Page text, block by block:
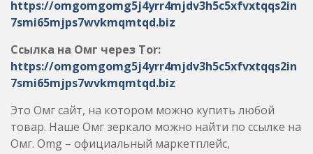
Это Омг сайт, на котором можно купить любой
Омг. Omg – официальный маркетплейс,
предоставляющий товары и услуги, запрещенные
законодательствами РФ и стран СНГ. На просторах
портала каждый пользователь может найти
продукцию, которую в открытом доступе в
интернете отыскать практически невозможно.